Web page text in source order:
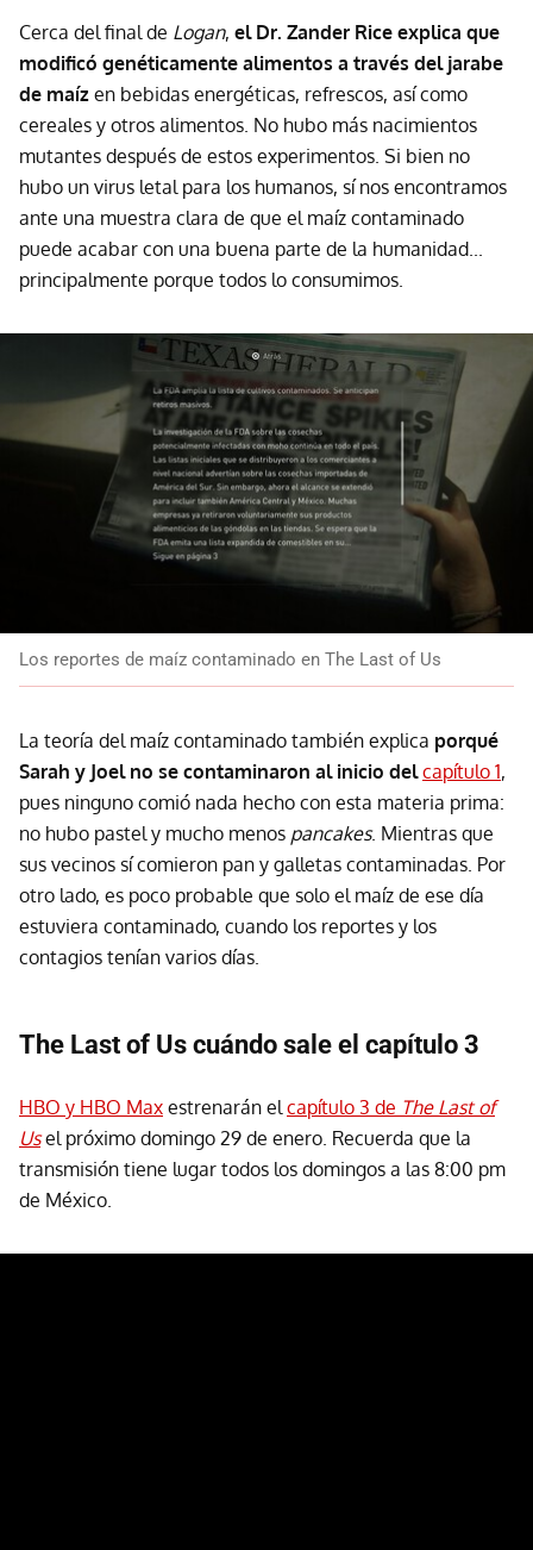
Cerca del final de Logan, el Dr. Zander Rice explica que
modificó genéticamente alimentos a través del jarabe
de maíz en bebidas energéticas, refrescos, así como
cereales y otros alimentos. No hubo más nacimientos
mutantes después de estos experimentos. Si bien no
hubo un virus letal para los humanos, sí nos encontramos
ante una muestra clara de que el maíz contaminado
puede acabar con una buena parte de la humanidad...
principalmente porque todos lo consumimos.
Los reportes de maíz contaminado en The Last of Us
La teoría del maíz contaminado también explica porqué
Sarah y Joel no se contaminaron al inicio delcapítulo 1,
pues ninguno comió nada hecho con esta materia prima:
no hubo pastel y mucho menos pancakes. Mientras que
sus vecinos sí comieron pan y galletas contaminadas. Por
otro lado, es poco probable que solo el maíz de ese día
estuviera contaminado, cuando los reportes y los
contagios tenían varios días.
The Last of Us cuándo sale el capítulo 3
HBO y HBO Max estrenarán el capítulo 3 de The Last of
Usel próximo domingo 29 de enero. Recuerda que la
transmisión tiene lugar todos los domingos a las 8:00 pm
de México.